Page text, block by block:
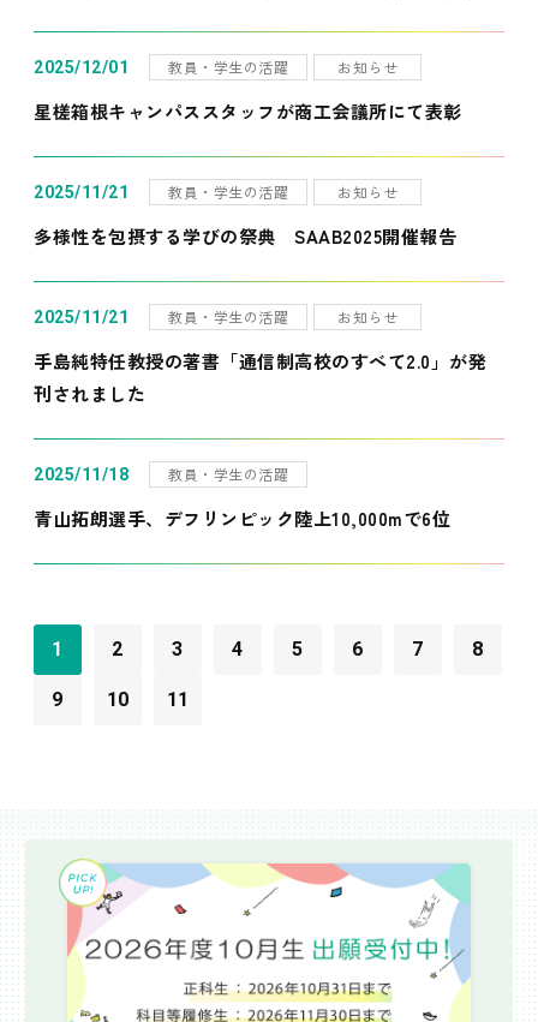
2025/12/01 教員・学生の活躍 お知らせ
星槎箱根キャンパススタッフが商工会議所にて表彰
2025/11/21 教員・学生の活躍 お知らせ
多様性を包摂する学びの祭典 SAAB2025開催報告
2025/11/21 教員・学生の活躍 お知らせ
手島純特任教授の著書「通信制高校のすべて2.0」が発
刊されました
2025/11/18 教員・学生の活躍
青山拓朗選手、デフリンピック陸上10,000mで6位
1 2 3 4 5 6 7 8
9 10 11